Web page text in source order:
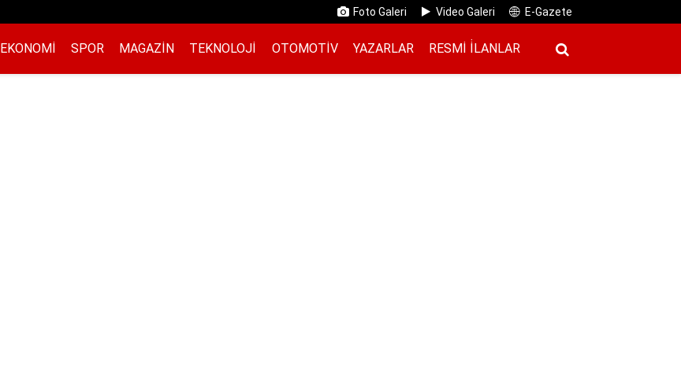
Foto Galeri Video Galeri E-Gazete
EKONOMI SPOR MAGAZIN TEKNOLOJI OTOMOTIV YAZARLAR RESMI İ̇LANLAR